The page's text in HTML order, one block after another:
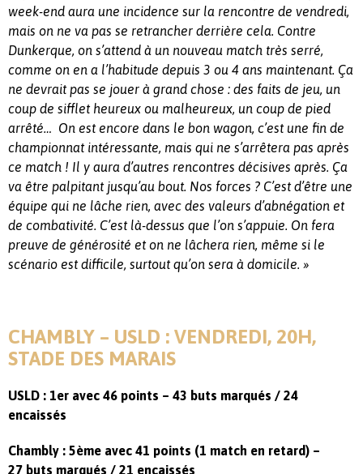
week-end aura une incidence sur la rencontre de vendredi,
mais on ne va pas se retrancher derrière cela. Contre
Dunkerque, on s’attend à un nouveau match très serré,
comme on en a l’habitude depuis 3 ou 4 ans maintenant. Ça
ne devrait pas se jouer à grand chose : des faits de jeu, un
coup de sifflet heureux ou malheureux, un coup de pied
arrêté… On est encore dans le bon wagon, c’est une fin de
championnat intéressante, mais qui ne s’arrêtera pas après
ce match ! Il y aura d’autres rencontres décisives après. Ça
va être palpitant jusqu’au bout. Nos forces ? C’est d’être une
équipe qui ne lâche rien, avec des valeurs d’abnégation et
de combativité. C’est là-dessus que l’on s’appuie. On fera
preuve de générosité et on ne lâchera rien, même si le
scénario est difficile, surtout qu’on sera à domicile. »
CHAMBLY – USLD : VENDREDI, 20H,
STADE DES MARAIS
USLD : 1er avec 46 points – 43 buts marqués / 24
encaissés
Chambly : 5ème avec 41 points (1 match en retard) –
27 buts marqués / 21 encaissés